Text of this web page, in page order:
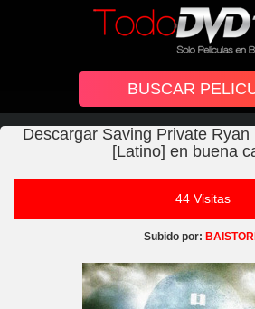
Descargar Saving Private Ryan
[Latino] en buena
44 Visitas
Subido por: